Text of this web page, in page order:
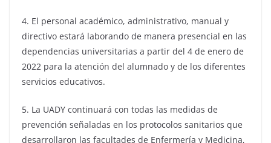
4. El personal académico, administrativo, manual y
directivo estará laborando de manera presencial en las
dependencias universitarias a partir del 4 de enero de
2022 para la atención del alumnado y de los diferentes
servicios educativos.
5. La UADY continuará con todas las medidas de
prevención señaladas en los protocolos sanitarios que
desarrollaron las facultades de Enfermería y Medicina,